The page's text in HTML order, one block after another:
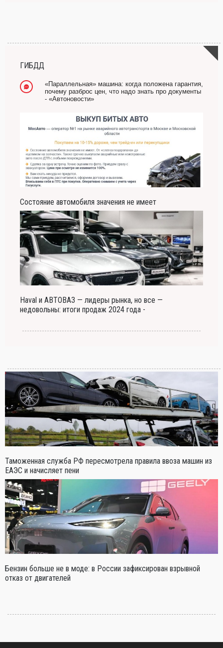
ГИБДД
«Параллельная» машина: когда положена гарантия,
почему разброс цен, что надо знать про документы
- «Автоновости»
Состояние автомобиля значения не имеет
Haval и АВТОВАЗ — лидеры рынка, но все —
недовольны: итоги продаж 2024 года -
Таможенная служба РФ пересмотрела правила ввоза машин из
ЕАЭС и начисляет пени
Бензин больше не в моде: в России зафиксирован взрывной
отказ от двигателей